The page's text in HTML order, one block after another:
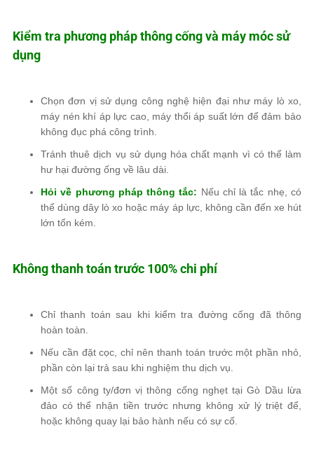
Kiểm tra phương pháp thông cống và máy móc sử
dụng
Chọn đơn vị sử dụng công nghệ hiện đạinhư máy lò xo,
máy nén khí áp lực cao, máy thổi áp suất lớn để đảm bảo
không đục phá công trình
Tránh thuê dịch vụ sử dụng hóa chất mạnh vì có thể làm
hư hại đường ống về lâu dài
Hỏi về phương pháp thông tắc: Nếu chỉ là tắc nhẹ, có
thể dùngdây lò xo hoặc máy áp lực, không cần đến xe hút
lớn tốn kém.
Không thanh toán trước 100% chi phí
Chỉ thanh toán sau khi kiểm tra đường cống đã thông
hoàn toàn
Nếu cần đặt cọc, chỉ nên thanh toán trước một phần nhỏ,
phần còn lại trả sau khi nghiệm thu dịch vụ
Một số công ty/đơn vị thông cống nghẹt tại Gò Dầu lừa
đảo có thể nhận tiền trước nhưng không xử lý triệt để
hoặc không quay lại bảo hành nếu có sự cố.